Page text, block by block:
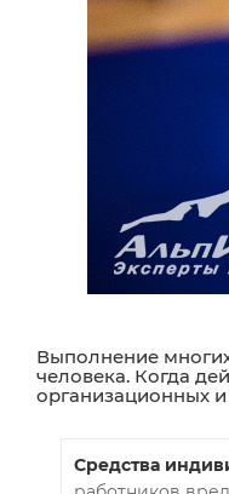
Выполнение
человека. Когда
организационных
Средства